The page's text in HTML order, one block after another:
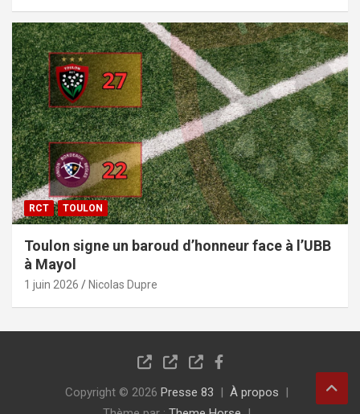
RCT TOULON
Toulon signe un baroud d’honneur face à l’UBB
à Mayol
1 juin 2026 Nicolas Dupre
Copyright © 2026 Presse 83
À propos